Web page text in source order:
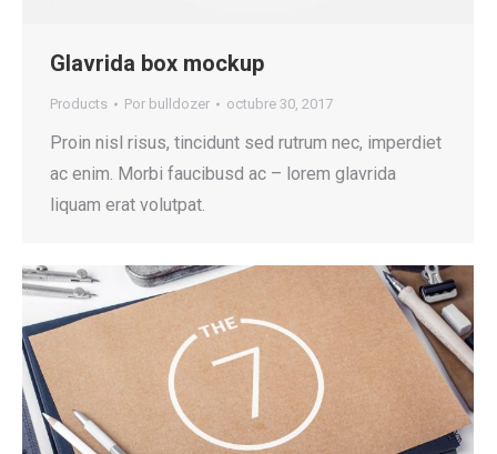
Glavrida box mockup
Products Por bulldozer octubre 30, 2017
Proin nisl risus, tincidunt sed rutrum nec, imperdiet
ac enim. Morbi faucibusd ac – lorem glavrida
liquam erat volutpat.